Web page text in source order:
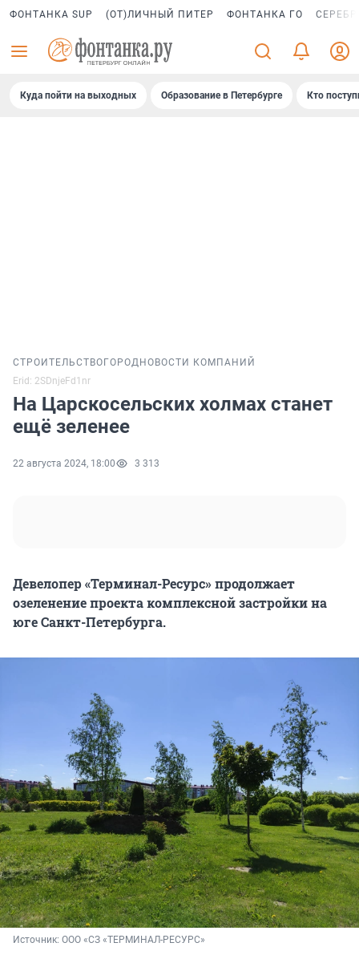
ФОНТАНКА SUP (ОТ)ЛИЧНЫЙ ПИТЕР ФОНТАНКА ГО
Куда пойти на выходных Образование в Петербурге Кто
СТРОИТЕЛЬСТВО ГОРОД НОВОСТИ КОМПАНИЙ
Erid: 2SDnjeFd1nr
На Царскосельских холмах станет
ещё зеленее
22 августа 2024, 18:00 3 313
Девелопер «Терминал-Ресурс» продолжает
озеленение проекта комплексной застройки на
юге Санкт-Петербурга.
Источник: ООО «СЗ «ТЕРМИНАЛ-РЕСУРС»